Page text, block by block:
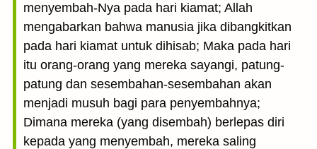
menyembah-Nya pada hari kiamat; Allah
mengabarkan bahwa manusia jika dibangkitkan
pada hari kiamat untuk dihisab; Maka pada hari
itu orang-orang yang mereka sayangi, patung-
patung dan sesembahan-sesembahan akan
menjadi musuh bagi para penyembahnya;
Dimana mereka (yang disembah) berlepas diri
kepada yang menyembah, mereka saling